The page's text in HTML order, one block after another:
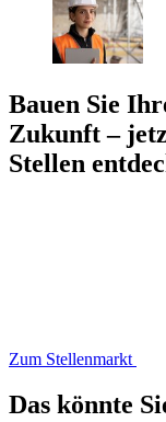
Bauen Sie
Zukunft –
Stellen
Zum Stellenmarkt
Das könnte